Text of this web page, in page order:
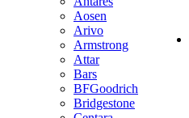
Aosen
Arivo
Armstrong
Attar
Bars
BFGoodrich
Bridgestone